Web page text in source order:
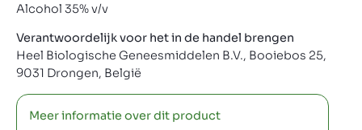
Alcohol 35% v/v
Verantwoordelijk voor het in de handel brengen
Heel Biologische Geneesmiddelen B.V., Booiebos 25,
9031 Drongen, België
Meer informatie over dit product